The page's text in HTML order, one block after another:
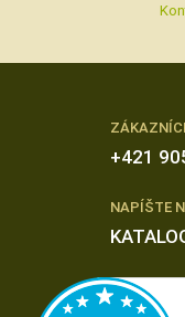
+421
NAPÍŠTE